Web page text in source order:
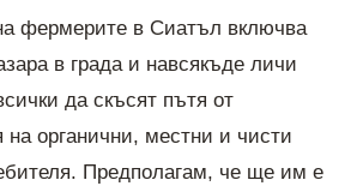
фермерите в Сиатъл включва
в града и навсякъде личи
да скъсят пътя от
на органични, местни и чисти
Предполагам, че ще им е